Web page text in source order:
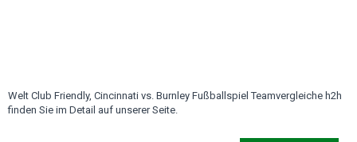
Welt Club Friendly, Cincinnati vs. Burnley Fußballspiel Teamvergleiche h2h
finden Sie im Detail auf unserer Seite.